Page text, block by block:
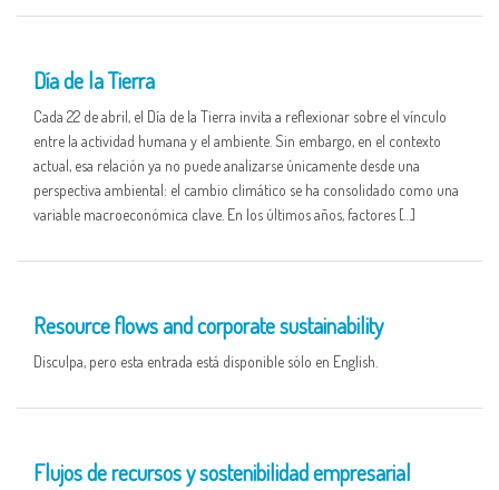
Día de la Tierra
Cada 22 de abril, el Día de la Tierra invita a reflexionar sobre el vínculo
entre la actividad humana y el ambiente. Sin embargo, en el contexto
actual, esa relación ya no puede analizarse únicamente desde una
perspectiva ambiental: el cambio climático se ha consolidado como una
variable macroeconómica clave. En los últimos años, factores […]
Resource flows and corporate sustainability
Disculpa, pero esta entrada está disponible sólo en English.
Flujos de recursos y sostenibilidad empresarial